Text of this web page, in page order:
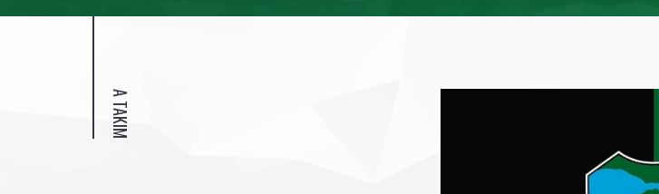
A TAKIM